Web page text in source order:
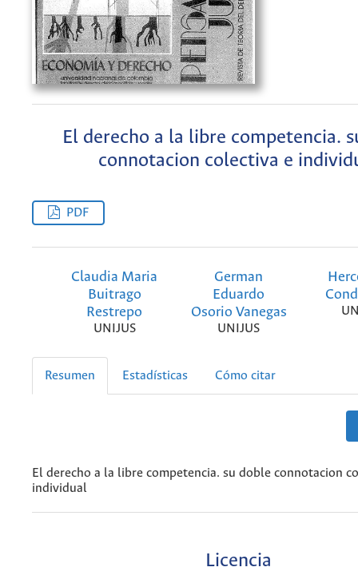
El derecho a la libre competencia.
connotacion colectiva e
PDF
Claudia Maria
Buitrago
Restrepo
UNIJUS
German
Eduardo
Osorio Vanegas
UNIJUS
Resumen Estadísticas Cómo citar
El derecho a la libre competencia. su doble connotacion
individual
Licencia